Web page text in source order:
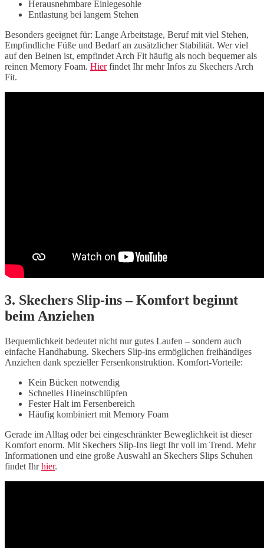
Herausnehmbare Einlegesohle
Entlastung bei langem Stehen
Besonders geeignet für: Lange Arbeitstage, Beruf mit viel Stehen,
Empfindliche Füße und Bedarf an zusätzlicher Stabilität. Wer viel
auf den Beinen ist, empfindet Arch Fit häufig als noch bequemer als
reinen Memory Foam. Hierfindet Ihr mehr Infos zu Skechers Arch
Fit.
3. Skechers Slip-ins – Komfort beginnt
beim Anziehen
Bequemlichkeit bedeutet nicht nur gutes Laufen – sondern auch
einfache Handhabung. Skechers Slip-ins ermöglichen freihändiges
Anziehen dank spezieller Fersenkonstruktion. Komfort-Vorteile:
Kein Bücken notwendig
Schnelles Hineinschlüpfen
Fester Halt im Fersenbereich
Häufig kombiniert mit Memory Foam
Gerade im Alltag oder bei eingeschränkter Beweglichkeit ist dieser
Komfort enorm. Mit Skechers Slip-Ins liegt Ihr voll im Trend. Mehr
Informationen und eine große Auswahl an Skechers Slips Schuhen
findet Ihrhier.